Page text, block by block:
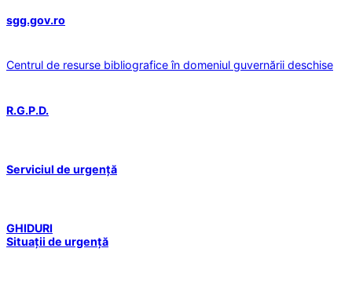
sgg.gov.ro
Centrul de resurse bibliografice în domeniul guvernării deschise
R.G.P.D.
Serviciul de urgență
GHIDURI
Situații de urgență